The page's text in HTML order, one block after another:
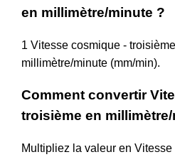
en millimètre/minute ?
1 Vitesse cosmique -
millimètre/minute (mm/min).
Comment convertir
troisième en
Multipliez la valeur en